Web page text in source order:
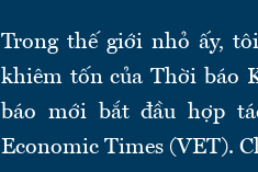
Trong thế giới nhỏ ấy,
khiêm tốn của Thời báo
báo mới bắt đầu hợp
Economic Times (VET).